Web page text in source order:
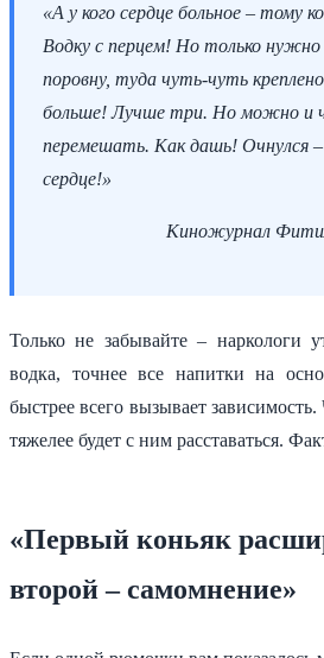
«А у кого сердце больное – тому
Водку с перцем! Но только
поровну, туда чуть-чуть
больше! Лучше три. Но можно и
перемешать. Как дашь! Очнулся –
сердце!»
Киножурнал
Только не забывайте – наркологи
водка, точнее все напитки на
быстрее всего вызывает
тяжелее будет с ним расставаться.
«Первый коньяк
второй – самомнение»